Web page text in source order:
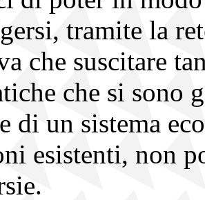
tramite la
che suscitare
che si sono
di un sistema
esistenti, non